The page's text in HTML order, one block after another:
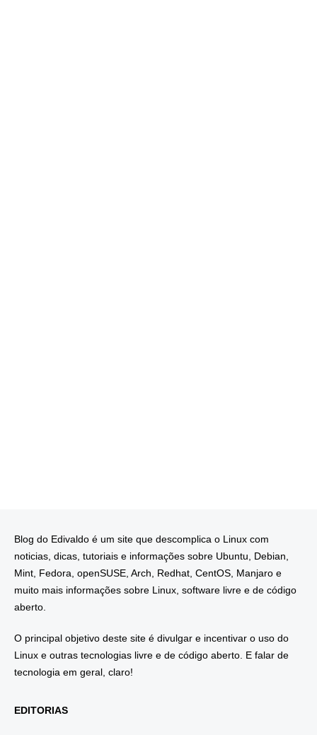
Blog do Edivaldo é um site que descomplica o Linux com
noticias, dicas, tutoriais e informações sobre Ubuntu, Debian,
Mint, Fedora, openSUSE, Arch, Redhat, CentOS, Manjaro e
muito mais informações sobre Linux, software livre e de código
aberto.
O principal objetivo deste site é divulgar e incentivar o uso do
Linux e outras tecnologias livre e de código aberto. E falar de
tecnologia em geral, claro!
EDITORIAS